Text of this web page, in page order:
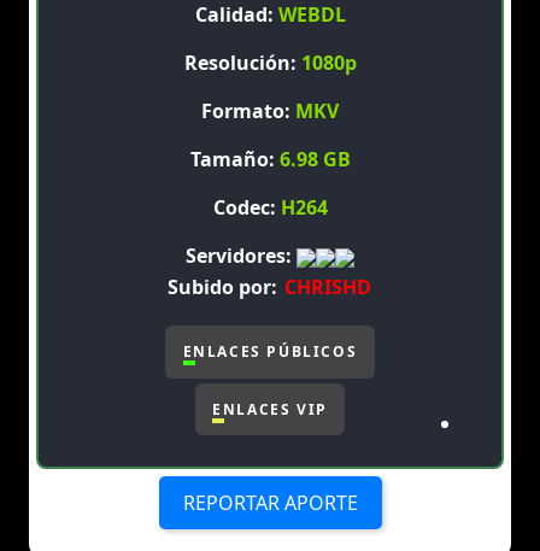
Calidad: WEBDL
Resolución: 1080p
Formato: MKV
Tamaño: 6.98 GB
Codec: H264
Servidores:
Subido por: CHRISHD
ENLACES PÚBLICOS
ENLACES VIP
REPORTAR APORTE